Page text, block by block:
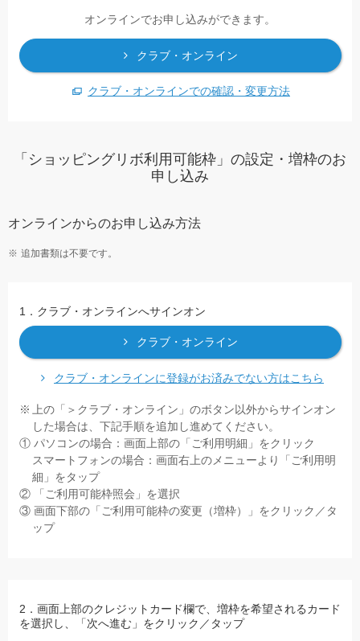
オンラインでお申し込みができます。
クラブ・オンライン
クラブ・オンラインでの確認・変更方法
「ショッピングリボ利用可能枠」の設定・増枠のお
申し込み
オンラインからのお申し込み方法
追加書類は不要です。
1．クラブ・オンラインへサインオン
クラブ・オンライン
クラブ・オンラインに登録がお済みでない方はこちら
上の「＞クラブ・オンライン」のボタン以外からサインオン
した場合は、下記手順を追加し進めてください。
① パソコンの場合：画面上部の「ご利用明細」をクリック
スマートフォンの場合：画面右上のメニューより「ご利用明
細」をタップ
② 「ご利用可能枠照会」を選択
③ 画面下部の「ご利用可能枠の変更（増枠）」をクリック／タ
ップ
2．画面上部のクレジットカード欄で、増枠を希望されるカード
を選択し、「次へ進む」をクリック／タップ